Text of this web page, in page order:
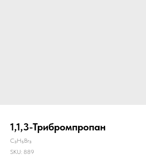
1,1,3-Трибромпропан
C₃H₅Br₃
SKU: 889